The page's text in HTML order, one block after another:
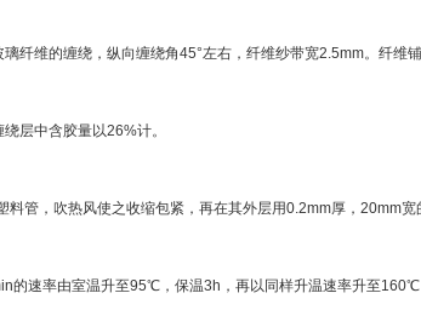
维的缠绕，纵向缠绕角45°左右，纤维纱带宽2.5mm。纤维
层中含胶量以26%计。
，吹热风使之收缩包紧，再在其外层用0.2mm厚，20mm宽
速率由室温升至95℃，保温3h，再以同样升温速率升至160℃